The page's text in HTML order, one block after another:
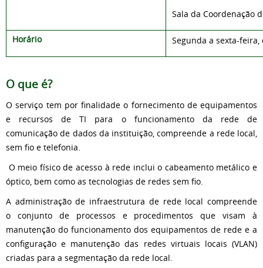
Sala da Coordenação
Horário Segunda a sexta-feira,
O que é?
O serviço tem por finalidade o fornecimento de equipamentos
e recursos de TI para o funcionamento da rede de
comunicação de dados da instituição, compreende a rede local,
sem fio e telefonia.
O meio físico de acesso à rede inclui o cabeamento metálico e
óptico, bem como as tecnologias de redes sem fio.
A administração de infraestrutura de rede local compreende
o conjunto de processos e procedimentos que visam à
manutenção do funcionamento dos equipamentos de rede e a
configuração e manutenção das redes virtuais locais (VLAN)
criadas para a segmentação da rede local.